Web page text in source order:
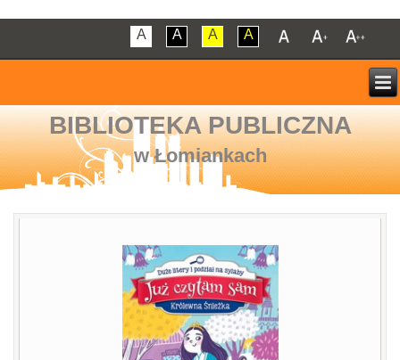
A A A A
BIBLIOTEKA PUBLICZNA
w Łomiankach